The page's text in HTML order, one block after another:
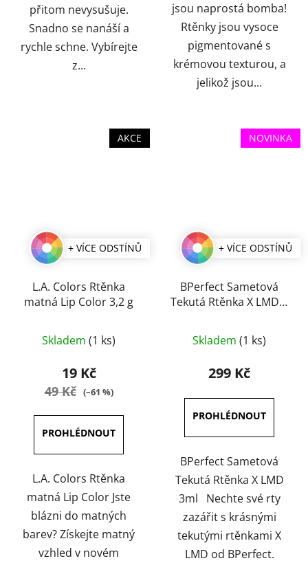
přitom nevysušuje.
Snadno se nanáší a
rychle schne. Vybírejte
z...
jsou naprostá bomba!
Rtěnky jsou vysoce
pigmentované s
krémovou texturou, a
jelikož jsou...
AKCE
+ VÍCE ODSTÍNŮ
L.A. Colors Rtěnka
matná Lip Color 3,2 g
hodnocení
produktu
5
hvězdiček.
Skladem (1 ks)
19 Kč
49 Kč (–61 %)
L.A. Colors Rtěnka
matná Lip Color Jste
blázni do matných
barev? Získejte matný
vzhled v novém
NOVINKA
+ VÍCE ODSTÍNŮ
BPerfect Sametová
Tekutá Rtěnka X LMD 3
hodnocení
produktu
5,0
z
5
hvězdiček.
Skladem (1 ks)
299 Kč
BPerfect Sametová
Tekutá Rtěnka X LMD
3ml Nechte své rty
zazářit s krásnými
tekutými rtěnkami X
LMD od BPerfect.